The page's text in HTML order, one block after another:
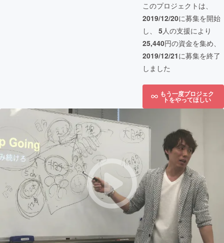
このプロジェクトは、
2019/12/20に募集を開始
し、 5人の支援により
25,440円の資金を集め、
2019/12/21に募集を終了
しました
もう一度プロジェク
トをやってほしい